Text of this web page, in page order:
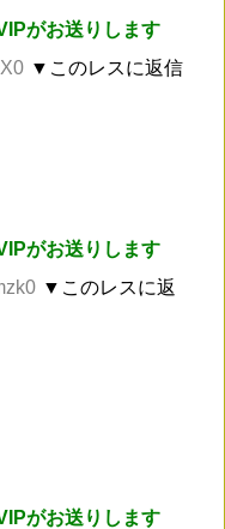
がお送りします
▼このレスに返信
がお送りします
▼このレスに返
がお送りします